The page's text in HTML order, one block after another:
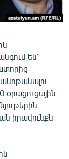
են՝
օրացուցային
իրավունքն